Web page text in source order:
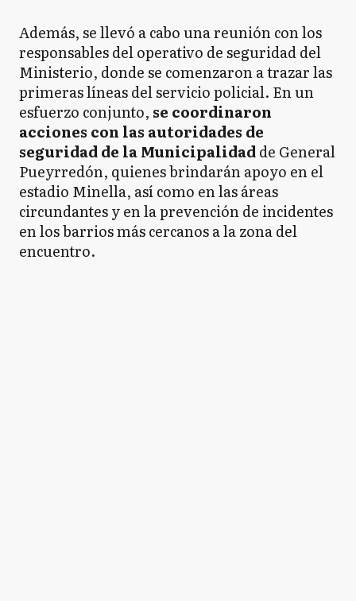
Además, se llevó a cabo una reunión con los
responsables del operativo de seguridad del
Ministerio, donde se comenzaron a trazar las
primeras líneas del servicio policial. En un
esfuerzo conjunto, se coordinaron
acciones con las autoridades de
seguridad de la Municipalidadde General
Pueyrredón, quienes brindarán apoyo en el
estadio Minella, así como en las áreas
circundantes y en la prevención de incidentes
en los barrios más cercanos a la zona del
encuentro.